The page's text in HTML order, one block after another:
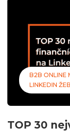
B2B ONLINE
LINKEDIN
TOP 30